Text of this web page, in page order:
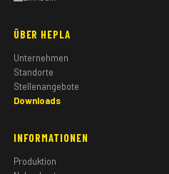
ÜBER HEPLA
Unternehmen
Standorte
Stellenangebote
Downloads
INFORMATIONEN
Produktion